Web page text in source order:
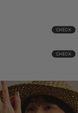
CHECK
CHECK